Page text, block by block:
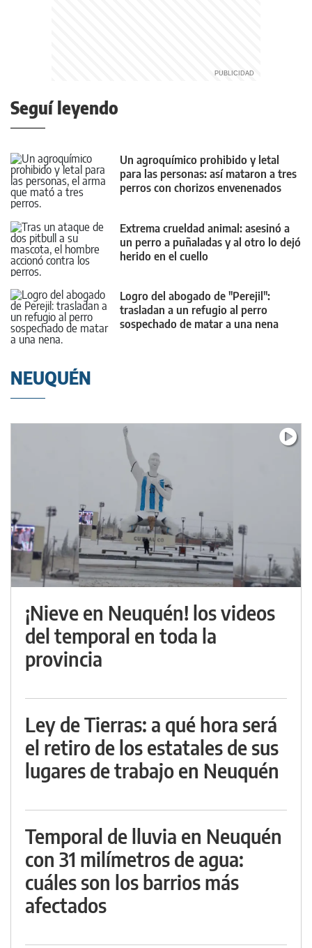
Seguí leyendo
Un agroquímico prohibido y letal
para las personas: así mataron a tres
perros con chorizos envenenados
Extrema crueldad animal: asesinó a
un perro a puñaladas y al otro lo dejó
herido en el cuello
Logro del abogado de "Perejil":
trasladan a un refugio al perro
sospechado de matar a una nena
NEUQUÉN
¡Nieve en Neuquén! los videos
del temporal en toda la
provincia
Ley de Tierras: a qué hora será
el retiro de los estatales de sus
lugares de trabajo en Neuquén
Temporal de lluvia en Neuquén
con 31 milímetros de agua:
cuáles son los barrios más
afectados